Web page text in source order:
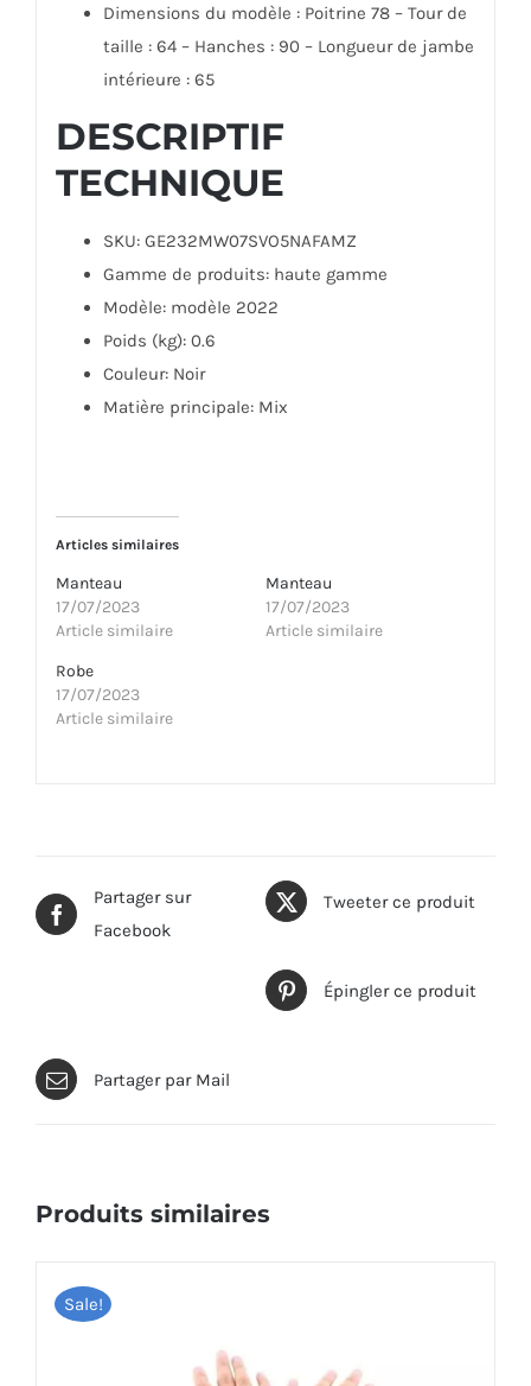
Dimensions du modèle : Poitrine 78 – Tour de
taille : 64 – Hanches : 90 – Longueur de jambe
intérieure : 65
DESCRIPTIF
TECHNIQUE
SKU: GE232MW07SVO5NAFAMZ
Gamme de produits: haute gamme
Modèle: modèle 2022
Poids (kg): 0.6
Couleur: Noir
Matière principale: Mix
Articles similaires
Manteau
17/07/2023
Article similaire
Manteau
17/07/2023
Article similaire
Robe
17/07/2023
Article similaire
Partager sur
Facebook
Tweeter ce produit
Épingler ce produit
Partager par Mail
Produits similaires
Sale!